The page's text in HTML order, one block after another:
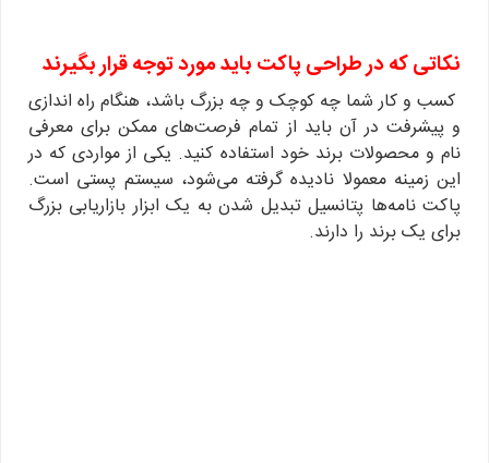
نکاتی که در طراحی پاکت باید مورد توجه قرار بگیرند
کسب و کار شما چه کوچک و چه بزرگ باشد، هنگام راه اندازی
و پیشرفت در آن باید از تمام فرصت‌های ممکن برای معرفی
نام و محصولات برند خود استفاده کنید. یکی از مواردی که در
این زمینه معمولا نادیده گرفته می‌شود، سیستم پستی است.
پاکت نامه‌ها پتانسیل تبدیل شدن به یک ابزار بازاریابی بزرگ
برای یک برند را دارند.